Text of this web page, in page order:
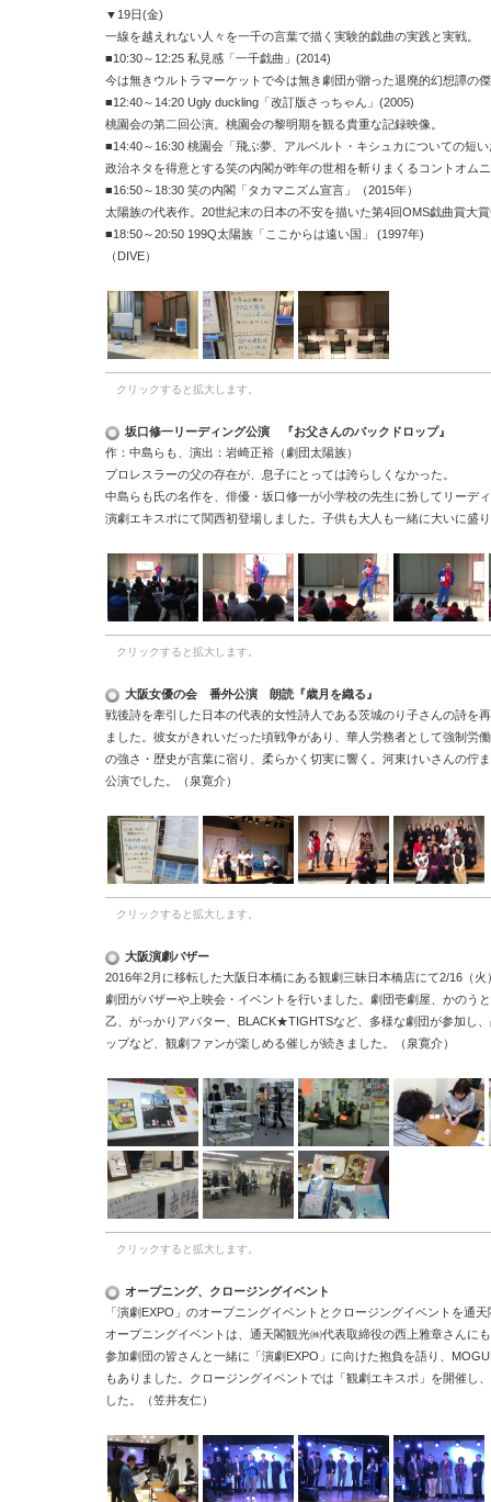
▼ 19日(金)
一線を越えれない人々を一千の言葉で描く実験的戯曲の実践と実戦。
■10:30～ 12:25 私見感「一千戯曲」 (2014)
今は無きウルトラマーケットで今は無き劇団が贈った退廃的幻想譚の
■12:40～ 14:20 Ugly duckling「改訂版さっちゃん」 (2005)
桃園会の第二回公演。桃園会の黎明期を観る貴重な記録映像。
■14:40～ 16:30 桃園会「飛ぶ夢、アルベルト・キシュカについての短い
政治ネタを得意とする笑の内閣が昨年の世相を斬りまくるコントオム
■16:50～ 18:30 笑の内閣「タカマニズム宣言」（2015年）
太陽族の代表作。 20世紀末の日本の不安を描いた第4回OMS戯曲賞大
■18:50～20:50 199Q太陽族「ここからは遠い国」 (1997年)
（DIVE）
クリックすると拡大します。
坂口修一リーディング公演 『お父さんのバックドロップ』
作：中島らも、演出：岩崎正裕（劇団太陽族）
プロレスラーの父の存在が、息子にとっては誇らしくなかった。
中島らも氏の名作を、俳優・坂口修一が小学校の先生に扮してリーデ
演劇エキスポにて関西初登場しました。子供も大人も一緒に大いに盛
クリックすると拡大します。
大阪女優の会 番外公演 朗読『歳月を織る』
戦後詩を牽引した日本の代表的女性詩人である茨城のり子さんの詩を
ました。彼女がきれいだった頃戦争があり、華人労務者として強制労
の強さ・歴史が言葉に宿り、柔らかく切実に響く。河東けいさんの佇
公演でした。（泉寛介）
クリックすると拡大します。
大阪演劇バザー
2016年2月に移転した大阪日本橋にある観劇三昧日本橋店にて2/16（火
劇団がバザーや上映会・イベントを行いました。劇団壱劇屋、かのう
乙、がっかりアバター、
BLACK★TIGHTSなど、多様な劇団が参加し
ップなど、観劇ファンが楽しめる催しが続きました。（泉寛介）
クリックすると拡大します。
オープニング、クロージングイベント
「演劇EXPO」のオープニングイベントとクロージングイベントを通
オープニングイベントは、通天閣観光㈱代表取締役の西上雅章さんに
参加劇団の皆さんと一緒に「演劇EXPO」に向けた抱負を語り、
もありました。クロージングイベントでは「観劇エキスポ」を開催し
した。（笠井友仁）